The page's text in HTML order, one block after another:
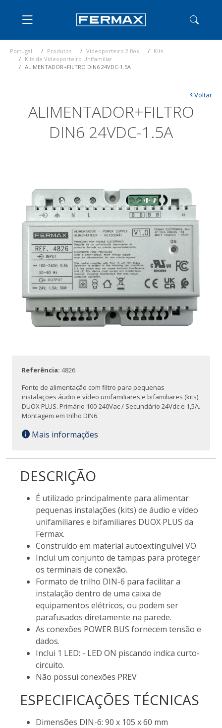
Portugal Produtos Videoporteiro 2 fios
Kits
Kits de Videoporteiro Unifamiliar
ALIMENTADOR+FILTRO DIN6 24VDC-1.5A
ALIMENTADOR+FILTRO
DIN6 24VDC-1.5A
‹Voltar
Referência: 4826
Fonte de alimentação com filtro para pequenas
instalações áudio e vídeo unifamiliares e bifamiliares (kits)
DUOX PLUS. Primário 100-240Vac / Secundário 24Vdc e 1,5A.
Montagem em trilho DIN6.
Mais informações
DESCRIÇÃO
É utilizado principalmente para alimentar
pequenas instalações (kits) de áudio e vídeo
unifamiliares e bifamiliares DUOX PLUS da
Fermax.
Construído em material autoextinguível VO.
Inclui um conjunto de tampas para proteger
os terminais de conexão.
Formato de trilho DIN-6 para facilitar a
instalação dentro de uma caixa de
equipamentos elétricos, ou podem ser
parafusados diretamente na parede.
As conexões POWER BUS fornecem tensão e
dados.
Inclui 1 LED: - LED ON piscando indica curto-
circuito.
Não possui conexões PREV
ESPECIFICAÇÕES TÉCNICAS
Dimensões DIN-6: 90 x 105 x 60 mm